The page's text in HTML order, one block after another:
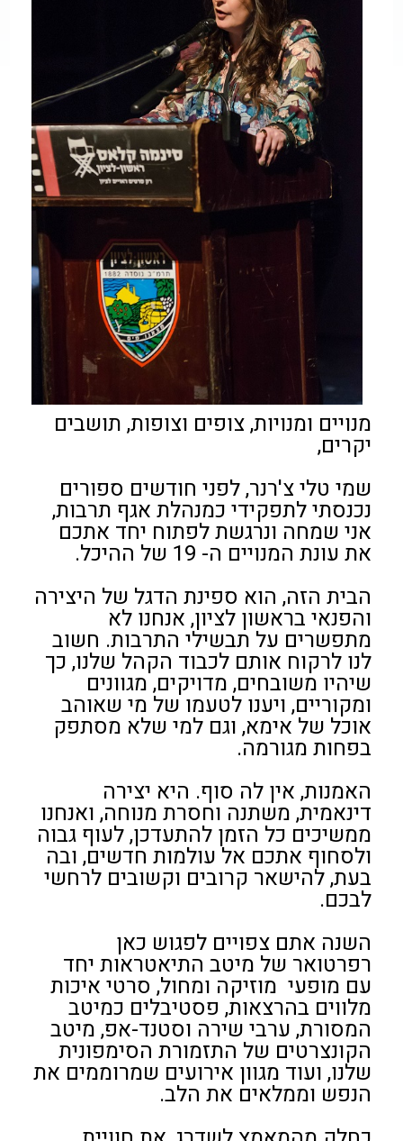
מנויים ומנויות, צופים וצופות, תושבים
יקרים,
שמי טלי צ'רנר, לפני חודשים ספורים
נכנסתי לתפקידי כמנהלת אגף תרבות,
אני שמחה ונרגשת לפתוח יחד אתכם
את עונת המנויים ה- 19 של ההיכל.
הבית הזה, הוא ספינת הדגל של היצירה
והפנאי בראשון לציון, אנחנו לא
מתפשרים על תבשילי התרבות. חשוב
לנו לרקוח אותם לכבוד הקהל שלנו, כך
שיהיו משובחים, מדויקים, מגוונים
ומקוריים, ויענו לטעמו של מי שאוהב
אוכל של אימא, וגם למי שלא מסתפק
בפחות מגורמה.
האמנות, אין לה סוף. היא יצירה
דינאמית, משתנה וחסרת מנוחה, ואנחנו
ממשיכים כל הזמן להתעדכן, לעוף גבוה
ולסחוף אתכם אל עולמות חדשים, ובה
בעת, להישאר קרובים וקשובים לרחשי
לבכם.
השנה אתם צפויים לפגוש כאן
רפרטואר של מיטב התיאטראות יחד
עם מופעי מוזיקה ומחול, סרטי איכות
מלווים בהרצאות, פסטיבלים כמיטב
המסורת, ערבי שירה וסטנד-אפ, מיטב
הקונצרטים של התזמורת הסימפונית
שלנו, ועוד מגוון אירועים שמרוממים את
הנפש וממלאים את הלב.